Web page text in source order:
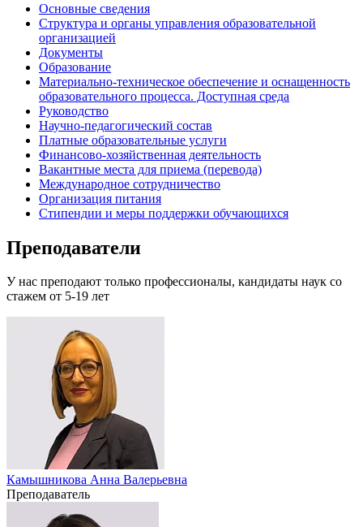
Основные сведения
Структура и органы управления образовательной
организацией
Документы
Образование
Материально-техническое обеспечение и оснащенность
образовательного процесса. Доступная среда
Руководство
Научно-педагогический состав
Платные образовательные услуги
Финансово-хозяйственная деятельность
Вакантные места для приема (перевода)
Международное сотрудничество
Организация питания
Стипендии и меры поддержки обучающихся
Преподаватели
У нас преподают только профессионалы, кандидаты наук со
стажем от 5-19 лет
Камышникова Анна Валерьевна
Преподаватель